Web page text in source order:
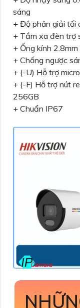
sáng
+ Độ phân giải
+ Tầm xa đèn trợ
+ Ống kính
+ Chống ngược
+ (-U) Hỗ trợ
+ (-F) Hỗ trợ nút
256GB
+ Chuẩn IP67